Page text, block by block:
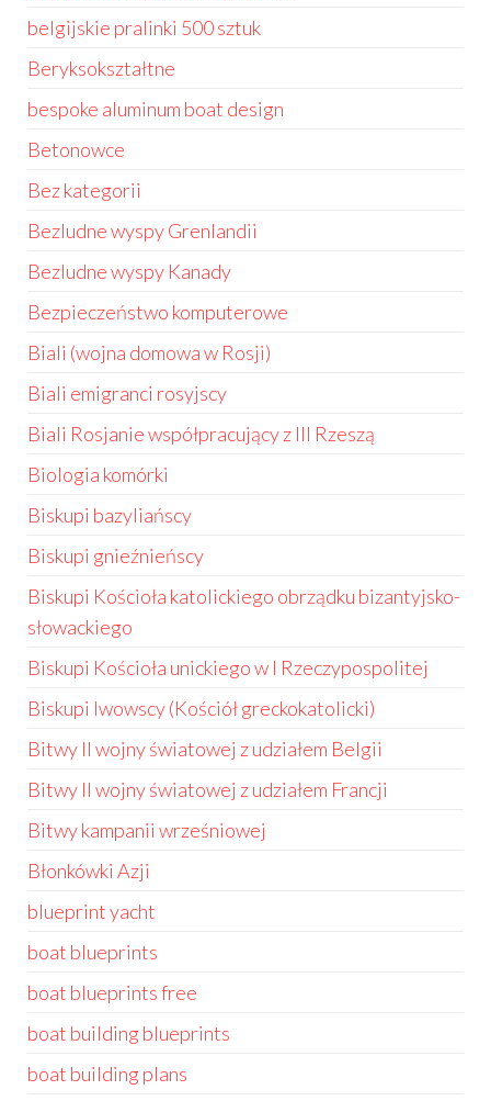
belgijskie pralinki 500 sztuk
Beryksokształtne
bespoke aluminum boat design
Betonowce
Bez kategorii
Bezludne wyspy Grenlandii
Bezludne wyspy Kanady
Bezpieczeństwo komputerowe
Biali (wojna domowa w Rosji)
Biali emigranci rosyjscy
Biali Rosjanie współpracujący z III Rzeszą
Biologia komórki
Biskupi bazyliańscy
Biskupi gnieźnieńscy
Biskupi Kościoła katolickiego obrządku bizantyjsko-
słowackiego
Biskupi Kościoła unickiego w I Rzeczypospolitej
Biskupi lwowscy (Kościół greckokatolicki)
Bitwy II wojny światowej z udziałem Belgii
Bitwy II wojny światowej z udziałem Francji
Bitwy kampanii wrześniowej
Błonkówki Azji
blueprint yacht
boat blueprints
boat blueprints free
boat building blueprints
boat building plans